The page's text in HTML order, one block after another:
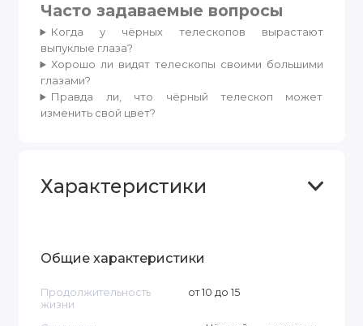
Часто задаваемые вопросы
Когда у чёрных телескопов вырастают
выпуклые глаза?
Хорошо ли видят телескопы своими большими
глазами?
Правда ли, что чёрный телескоп может
изменить свой цвет?
Характеристики
Общие характеристики
Продолжительность
жизни
от 10 до 15